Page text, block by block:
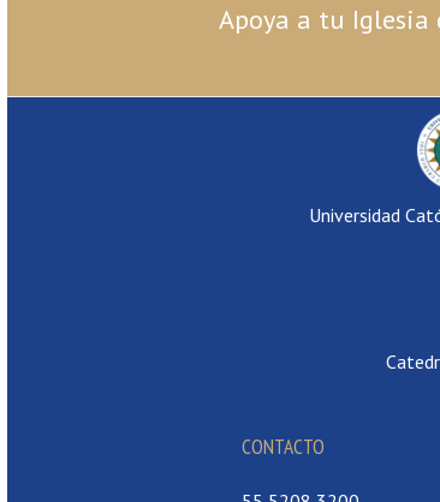
Apoya a tu Iglesia
Universidad
CONTACTO